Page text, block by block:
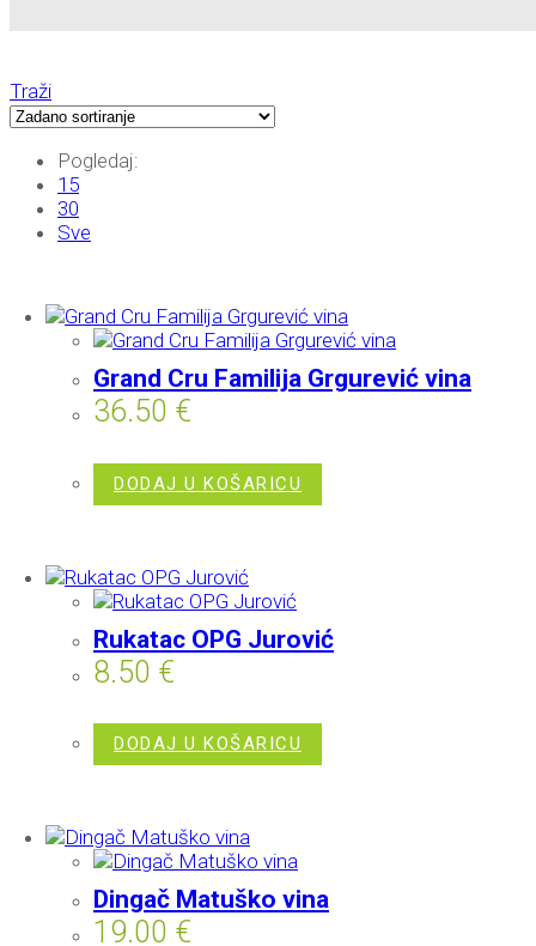
Traži
Pogledaj:
15
30
Sve
Grand Cru Familija Grgurević vina
36.50 €
DODAJ U KOŠARICU
Rukatac OPG Jurović
8.50 €
DODAJ U KOŠARICU
Dingač Matuško vina
19.00 €